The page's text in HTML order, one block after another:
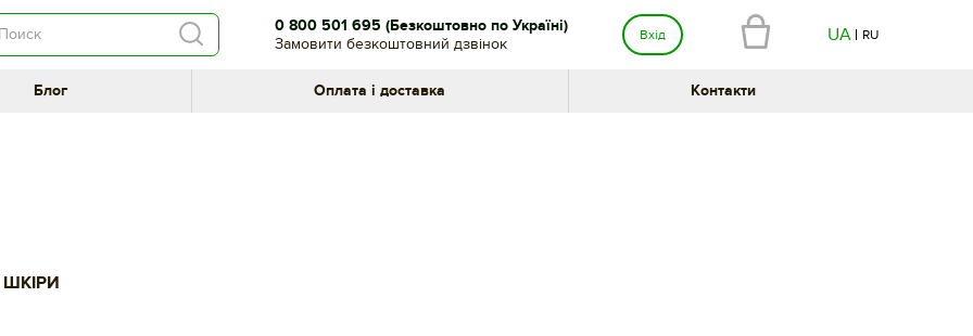
0 800 501 695 (Безкоштовно по Україні)
Замовити безкоштовний дзвінок
Вхід UA RU
Блог Оплата і доставка Контакти
ШКІРИ